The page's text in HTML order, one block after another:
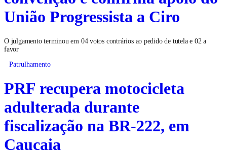
União Progressista a Ciro
O julgamento terminou em 04 votos contrários ao pedido de tutela e 02 a
favor
Patrulhamento
PRF recupera motocicleta
adulterada durante
fiscalização na BR-222, em
Caucaia